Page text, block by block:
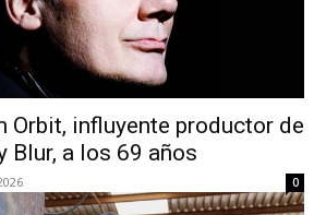
Orbit, influyente productor de
Blur, a los 69 años
0